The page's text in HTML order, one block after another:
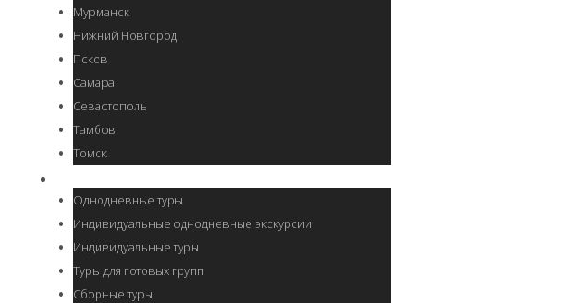
Мурманск
Нижний Новгород
Псков
Самара
Севастополь
Тамбов
Томск
Однодневные туры
Индивидуальные однодневные экскурсии
Индивидуальные туры
Туры для готовых групп
Сборные туры